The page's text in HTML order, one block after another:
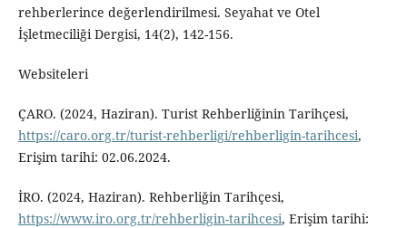
rehberlerince değerlendirilmesi. Seyahat ve Otel
İşletmeciliği Dergisi, 14(2), 142-156.
Websiteleri
ÇARO. (2024, Haziran). Turist Rehberliğinin Tarihçesi,
https://caro.org.tr/turist-rehberligi/rehberligin-tarihcesi,
Erişim tarihi: 02.06.2024.
İRO. (2024, Haziran). Rehberliğin Tarihçesi,
https://www.iro.org.tr/rehberligin-tarihcesi, Erişim tarihi: